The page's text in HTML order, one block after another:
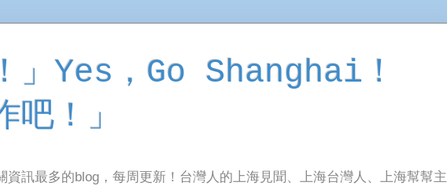
」Yes，Go Shanghai！
吧！」
訊最多的blog，每周更新！台灣人的上海見聞、上海台灣人、上海幫幫主